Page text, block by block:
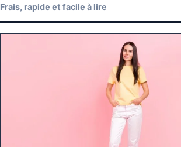
Frais, rapide et facile à lire